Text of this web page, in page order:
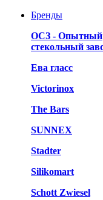
Бренды
ОСЗ - Опытный
стекольный
Ева гласс
Victorinox
The Bars
SUNNEX
Stadter
Silikomart
Schott Zwiesel